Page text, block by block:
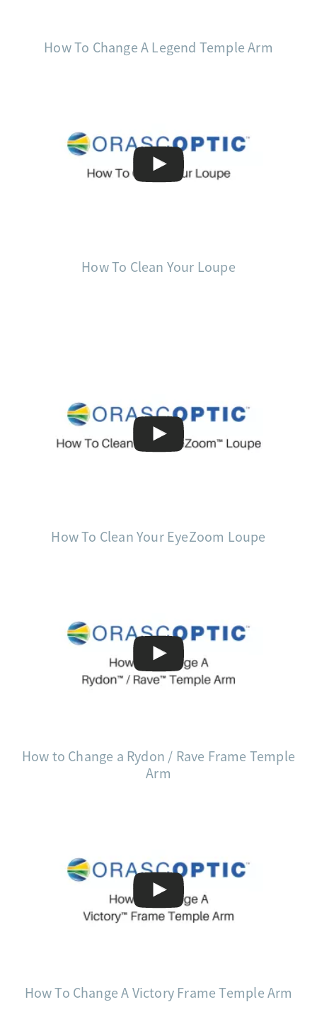
How To Change A Legend Temple Arm
How To Clean Your Loupe
How To Clean Your EyeZoom Loupe
How to Change a Rydon / Rave Frame Temple
Arm
How To Change A Victory Frame Temple Arm